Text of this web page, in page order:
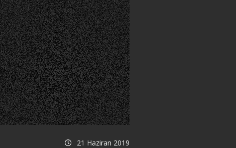
21 Haziran 2019